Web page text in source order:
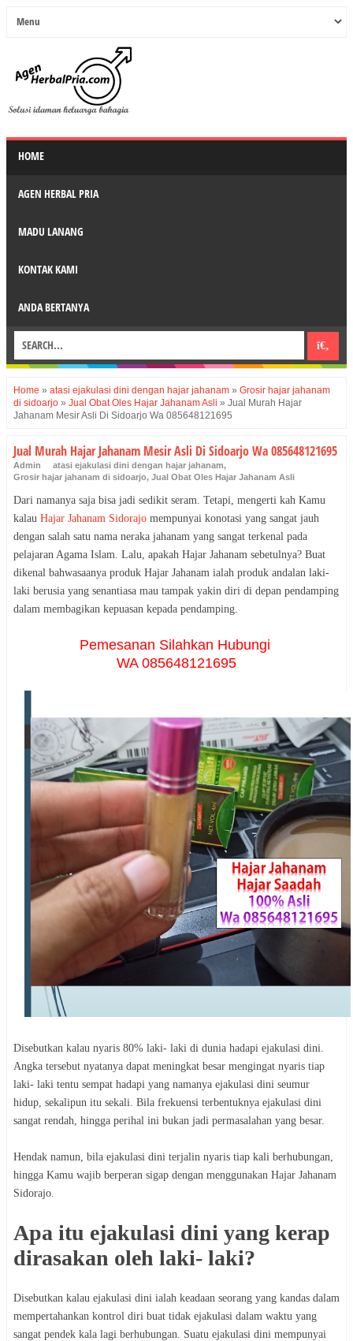
HOME
AGEN HERBAL PRIA
MADU LANANG
KONTAK KAMI
ANDA BERTANYA
Home » atasi ejakulasi dini dengan hajar jahanam » Grosir hajar jahanam
di sidoarjo » Jual Obat Oles Hajar Jahanam Asli » Jual Murah Hajar
Jahanam Mesir Asli Di Sidoarjo Wa 085648121695
Jual Murah Hajar Jahanam Mesir Asli Di Sidoarjo Wa 085648121695
Admin atasi ejakulasi dini dengan hajar jahanam,
Grosir hajar jahanam di sidoarjo, Jual Obat Oles Hajar Jahanam Asli
Dari namanya saja bisa jadi sedikit seram. Tetapi, mengerti kah Kamu
kalau Hajar Jahanam Sidorajo mempunyai konotasi yang sangat jauh
dengan salah satu nama neraka jahanam yang sangat terkenal pada
pelajaran Agama Islam. Lalu, apakah Hajar Jahanam sebetulnya? Buat
dikenal bahwasaanya produk Hajar Jahanam ialah produk andalan laki-
laki berusia yang senantiasa mau tampak yakin diri di depan pendamping
dalam membagikan kepuasan kepada pendamping.
Pemesanan Silahkan Hubungi
WA 085648121695
Disebutkan kalau nyaris 80% laki- laki di dunia hadapi ejakulasi dini.
Angka tersebut nyatanya dapat meningkat besar mengingat nyaris tiap
laki- laki tentu sempat hadapi yang namanya ejakulasi dini seumur
hidup, sekalipun itu sekali. Bila frekuensi terbentuknya ejakulasi dini
sangat rendah, hingga perihal ini bukan jadi permasalahan yang besar.
Hendak namun, bila ejakulasi dini terjalin nyaris tiap kali berhubungan,
hingga Kamu wajib berperan sigap dengan menggunakan Hajar Jahanam
Sidorajo.
Apa itu ejakulasi dini yang kerap
dirasakan oleh laki- laki?
Disebutkan kalau ejakulasi dini ialah keadaan seorang yang kandas dalam
mempertahankan kontrol diri buat tidak ejakulasi dalam waktu yang
sangat pendek kala lagi berhubungan. Suatu ejakulasi dini mempunyai